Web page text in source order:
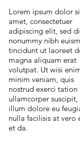
Lorem ipsum dolor
amet, consectetuer
adipiscing elit, sed
nonummy nibh
tincidunt ut laoreet
magna aliquam erat
volutpat. Ut wisi
minim veniam, quis
nostrud exerci tation
ullamcorper suscipit,
illum dolore eu
nulla facilisis at vero
et da.